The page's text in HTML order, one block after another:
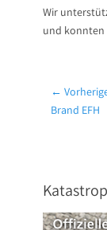
Wir
und konnten
←
Vorheriger
Brand EFH